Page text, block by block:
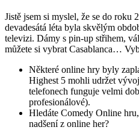
Jistě jsem si myslel, že se do roku
devadesátá léta byla skvělým
televizi. Dámy s pin-up střihem,
můžete si vybrat Casablanca…
Některé online hry byly
Highest 5 mohli udržet
telefonech funguje velmi
profesionálové).
Hledáte Comedy Online
nadšení z online her?